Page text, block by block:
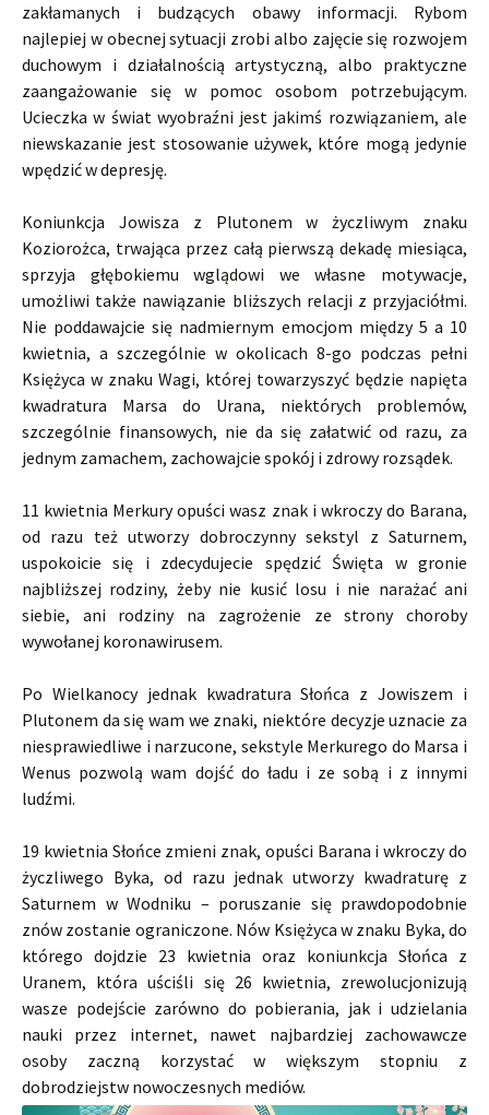
zakłamanych i budzących obawy informacji. Rybom
najlepiej w obecnej sytuacji zrobi albo zajęcie się rozwojem
duchowym i działalnością artystyczną, albo praktyczne
zaangażowanie się w pomoc osobom potrzebującym.
Ucieczka w świat wyobraźni jest jakimś rozwiązaniem, ale
niewskazanie jest stosowanie używek, które mogą jedynie
wpędzić w depresję.
Koniunkcja Jowisza z Plutonem w życzliwym znaku
Koziorożca, trwająca przez całą pierwszą dekadę miesiąca,
sprzyja głębokiemu wglądowi we własne motywacje,
umożliwi także nawiązanie bliższych relacji z przyjaciółmi.
Nie poddawajcie się nadmiernym emocjom między 5 a 10
kwietnia, a szczególnie w okolicach 8-go podczas pełni
Księżyca w znaku Wagi, której towarzyszyć będzie napięta
kwadratura Marsa do Urana, niektórych problemów,
szczególnie finansowych, nie da się załatwić od razu, za
jednym zamachem, zachowajcie spokój i zdrowy rozsądek.
11 kwietnia Merkury opuści wasz znak i wkroczy do Barana,
od razu też utworzy dobroczynny sekstyl z Saturnem,
uspokoicie się i zdecydujecie spędzić Święta w gronie
najbliższej rodziny, żeby nie kusić losu i nie narażać ani
siebie, ani rodziny na zagrożenie ze strony choroby
wywołanej koronawirusem.
Po Wielkanocy jednak kwadratura Słońca z Jowiszem i
Plutonem da się wam we znaki, niektóre decyzje uznacie za
niesprawiedliwe i narzucone, sekstyle Merkurego do Marsa i
Wenus pozwolą wam dojść do ładu i ze sobą i z innymi
ludźmi.
19 kwietnia Słońce zmieni znak, opuści Barana i wkroczy do
życzliwego Byka, od razu jednak utworzy kwadraturę z
Saturnem w Wodniku – poruszanie się prawdopodobnie
znów zostanie ograniczone. Nów Księżyca w znaku Byka, do
którego dojdzie 23 kwietnia oraz koniunkcja Słońca z
Uranem, która uściśli się 26 kwietnia, zrewolucjonizują
wasze podejście zarówno do pobierania, jak i udzielania
nauki przez internet, nawet najbardziej zachowawcze
osoby zaczną korzystać w większym stopniu z
dobrodziejstw nowoczesnych mediów.